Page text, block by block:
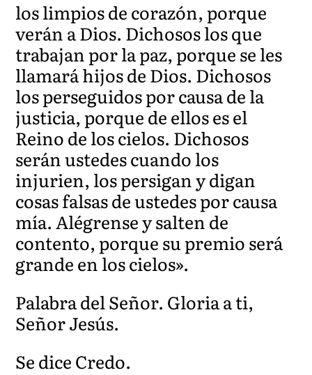
los limpios de corazón, porque
verán a Dios. Dichosos los que
trabajan por la paz, porque se les
llamará hijos de Dios. Dichosos
los perseguidos por causa de la
justicia, porque de ellos es el
Reino de los cielos. Dichosos
serán ustedes cuando los
injurien, los persigan y digan
cosas falsas de ustedes por causa
mía. Alégrense y salten de
contento, porque su premio será
grande en los cielos».
Palabra del Señor. Gloria a ti,
Señor Jesús.
Se dice Credo.